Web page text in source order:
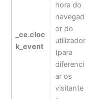
_ce.cloc
k_event
hora do
navegad
or do
utilizador
(para
diferenci
ar os
visitante